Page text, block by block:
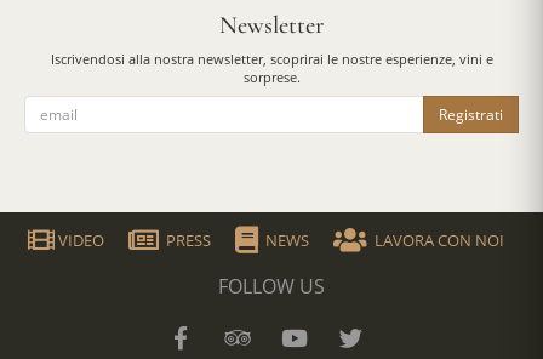
Newsletter
Iscrivendosi alla nostra newsletter, scoprirai le nostre esperienze, vini e
sorprese.
Registrati
VIDEO PRESS NEWS LAVORA CON NOI
FOLLOW US